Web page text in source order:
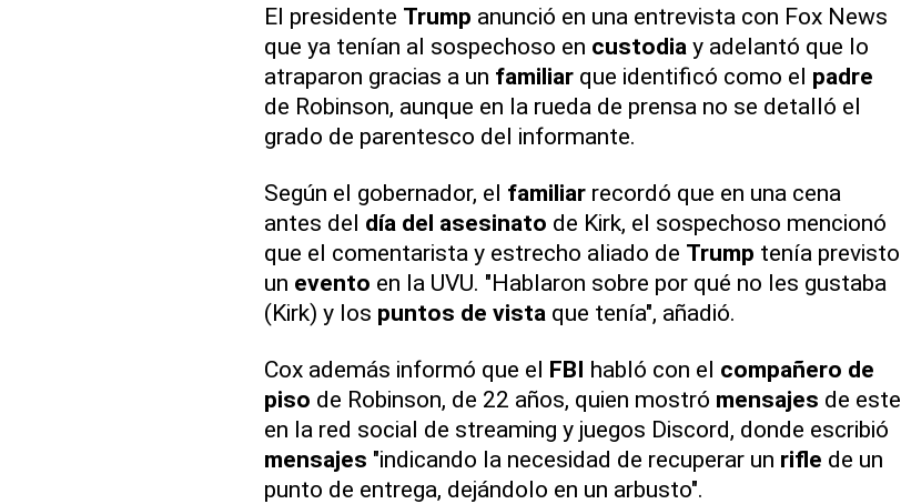
El presidente Trump anunció en una entrevista con Fox News
que ya tenían al sospechoso en custodia y adelantó que lo
atraparon gracias a un familiarque identificó como el padre
de Robinson, aunque en la rueda de prensa no se detalló el
grado de parentesco del informante.
Según el gobernador, el familiarrecordó que en una cena
antes del día del asesinato de Kirk, el sospechoso mencionó
que el comentarista y estrecho aliado de Trump tenía previsto
un evento en la UVU. "Hablaron sobre por qué no les gustaba
(Kirk) y los puntos de vista que tenía", añadió.
Cox además informó que el FBI habló con el compañero de
piso de Robinson, de 22 años, quien mostró mensajes de este
en la red social de streaming y juegos Discord, donde escribió
mensajes "indicando la necesidad de recuperar un rifle de un
punto de entrega, dejándolo en un arbusto".